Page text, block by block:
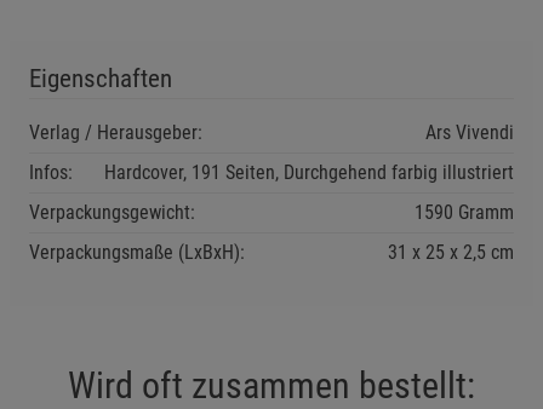
Eigenschaften
Verlag / Herausgeber:
Ars Vivendi
Infos:
Hardcover, 191 Seiten, Durchgehend farbig illustriert
Verpackungsgewicht:
1590 Gramm
Verpackungsmaße (LxBxH):
31 25 2,5 cm
Wird oft zusammen bestellt:
Notwendige Cookies (5)
Funktionale Cookies (1) Funktionale